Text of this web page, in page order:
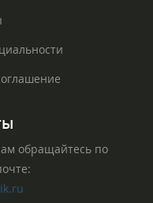
обращайтесь по